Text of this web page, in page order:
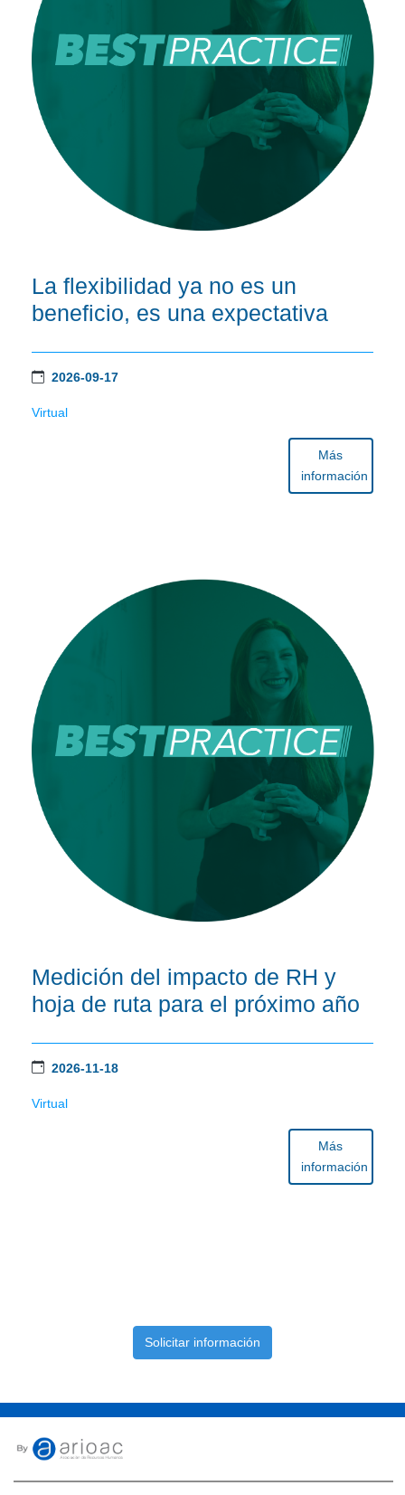
La flexibilidad ya no es un
beneficio, es una expectativa
2026-09-17
Virtual
Más
información
Medición del impacto de RH y
hoja de ruta para el próximo año
2026-11-18
Virtual
Más
información
Solicitar información